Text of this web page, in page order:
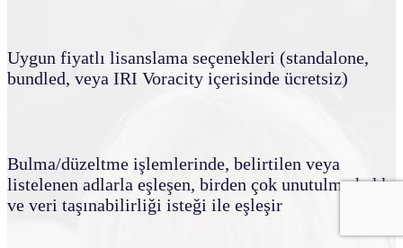
Uygun fiyatlı lisanslama seçenekleri (standalone,
bundled, veya IRI Voracity içerisinde ücretsiz)
Bulma/düzeltme işlemlerinde, belirtilen veya
listelenen adlarla eşleşen, birden çok unutulma hakkı
ve veri taşınabilirliği isteği ile eşleşir